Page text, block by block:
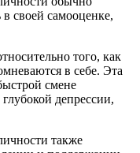
своей самооценке,
того, как
в себе. Эта
смене
депрессии,
также